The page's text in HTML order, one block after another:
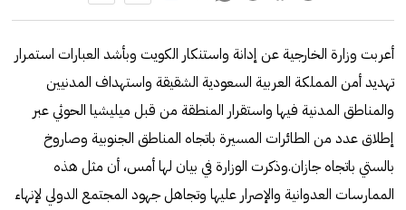
‏أعربت وزارة الخارجية عن إدانة واستنكار الكويت وبأشد العبارات استمرار
تهديد أمن المملكة العربية السعودية الشقيقة واستهداف المدنيين
والمناطق المدنية فيها واستقرار المنطقة من قبل ميليشيا الحوثي عبر
إطلاق عدد من الطائرات المسيرة باتجاه المناطق الجنوبية وصاروخ
بالستي باتجاه جازان.وذكرت الوزارة في بيان لها أمس، أن مثل هذه
الممارسات العدوانية والإصرار عليها وتجاهل جهود المجتمع الدولي لإنهاء